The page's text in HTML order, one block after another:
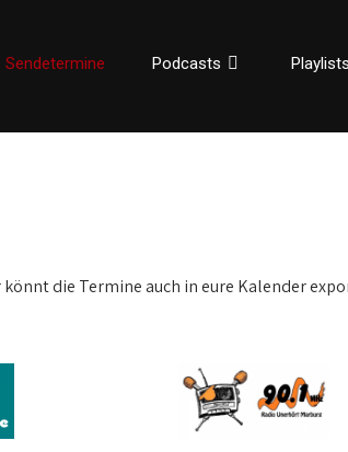
Sendetermine Podcasts Playlists
die Termine auch in eure Kalender